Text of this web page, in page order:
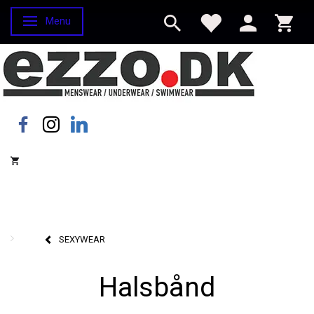
Skifte navigation
Menu
SEXYWEAR
Halsbånd